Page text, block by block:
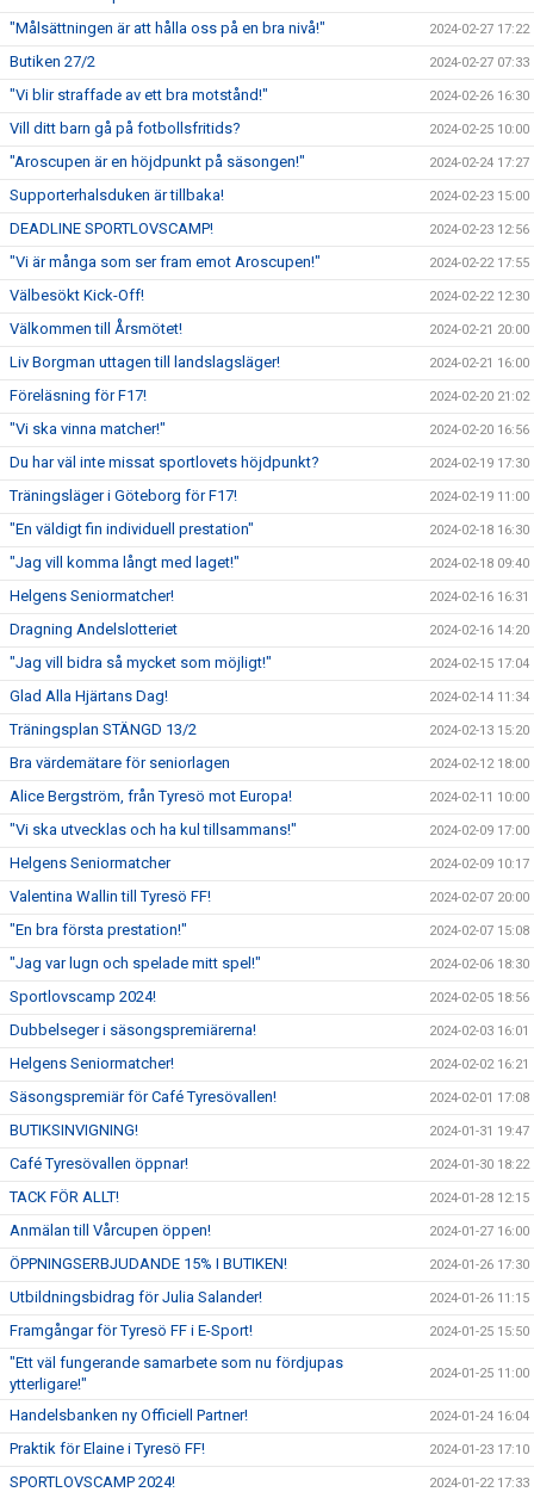
"Målsättningen är att hålla oss på en bra nivå!" 2024-02-27 17:22
Butiken 27/2 2024-02-27 07:33
"Vi blir straffade av ett bra motstånd!" 2024-02-26 16:30
Vill ditt barn gå på fotbollsfritids? 2024-02-25 10:00
"Aroscupen är en höjdpunkt på säsongen!" 2024-02-24 17:27
Supporterhalsduken är tillbaka! 2024-02-23 15:00
DEADLINE SPORTLOVSCAMP! 2024-02-23 12:56
"Vi är många som ser fram emot Aroscupen!" 2024-02-22 17:55
Välbesökt Kick-Off! 2024-02-22 12:30
Välkommen till Årsmötet! 2024-02-21 20:00
Liv Borgman uttagen till landslagsläger! 2024-02-21 16:00
Föreläsning för F17! 2024-02-20 21:02
"Vi ska vinna matcher!" 2024-02-20 16:56
Du har väl inte missat sportlovets höjdpunkt? 2024-02-19 17:30
Träningsläger i Göteborg för F17! 2024-02-19 11:00
"En väldigt fin individuell prestation" 2024-02-18 16:30
"Jag vill komma långt med laget!" 2024-02-18 09:40
Helgens Seniormatcher! 2024-02-16 16:31
Dragning Andelslotteriet 2024-02-16 14:20
"Jag vill bidra så mycket som möjligt!" 2024-02-15 17:04
Glad Alla Hjärtans Dag! 2024-02-14 11:34
Träningsplan STÄNGD 13/2 2024-02-13 15:20
Bra värdemätare för seniorlagen 2024-02-12 18:00
Alice Bergström, från Tyresö mot Europa! 2024-02-11 10:00
"Vi ska utvecklas och ha kul tillsammans!" 2024-02-09 17:00
Helgens Seniormatcher 2024-02-09 10:17
Valentina Wallin till Tyresö FF! 2024-02-07 20:00
"En bra första prestation!" 2024-02-07 15:08
"Jag var lugn och spelade mitt spel!" 2024-02-06 18:30
Sportlovscamp 2024! 2024-02-05 18:56
Dubbelseger i säsongspremiärerna! 2024-02-03 16:01
Helgens Seniormatcher! 2024-02-02 16:21
Säsongspremiär för Café Tyresövallen! 2024-02-01 17:08
BUTIKSINVIGNING! 2024-01-31 19:47
Café Tyresövallen öppnar! 2024-01-30 18:22
TACK FÖR ALLT! 2024-01-28 12:15
Anmälan till Vårcupen öppen! 2024-01-27 16:00
ÖPPNINGSERBJUDANDE 15% I BUTIKEN! 2024-01-26 17:30
Utbildningsbidrag för Julia Salander! 2024-01-26 11:15
Framgångar för Tyresö FF i E-Sport! 2024-01-25 15:50
"Ett väl fungerande samarbete som nu fördjupas
ytterligare!"
2024-01-25 11:00
Handelsbanken ny Officiell Partner! 2024-01-24 16:04
Praktik för Elaine i Tyresö FF! 2024-01-23 17:10
SPORTLOVSCAMP 2024! 2024-01-22 17:33